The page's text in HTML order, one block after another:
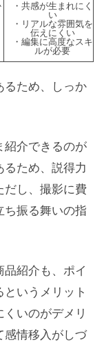
・共感が生まれにく
い
・リアルな雰囲気を
伝えにくい
・編集に高度なスキ
ルが必要
るため、しっか
紹介できるのが
るため、説得力
だし、撮影に費
ち振る舞いの指
紹介も、ポイ
いうメリット
いのがデメリ
感情移入がしづ